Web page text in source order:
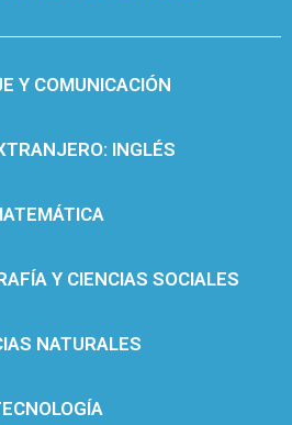
Y COMUNICACIÓN
INGLÉS
Y CIENCIAS SOCIALES
NATURALES